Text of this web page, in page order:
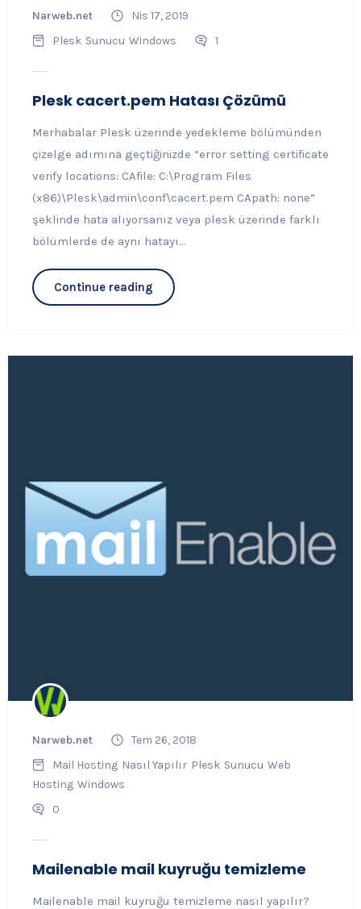
Narweb.net
Nis 17, 2019
Plesk Sunucu Windows 1
Plesk cacert.pem Hatası Çözümü
Merhabalar Plesk üzerinde yedekleme bölümünden
çizelge adımına geçtiğinizde “error setting certificate
verify locations: CAfile: C:\Program Files
(x86)\Plesk\admin\conf\cacert.pem CApath: none”
şeklinde hata alıyorsanız veya plesk üzerinde farklı
bölümlerde de aynı hatayı...
Continue reading
Narweb.net
Tem 26, 2018
Mail Hosting Nasıl Yapılır Plesk Sunucu Web
Hosting Windows
0
Mailenable mail kuyruğu temizleme
Mailenable mail kuyruğu temizleme nasıl yapılır?